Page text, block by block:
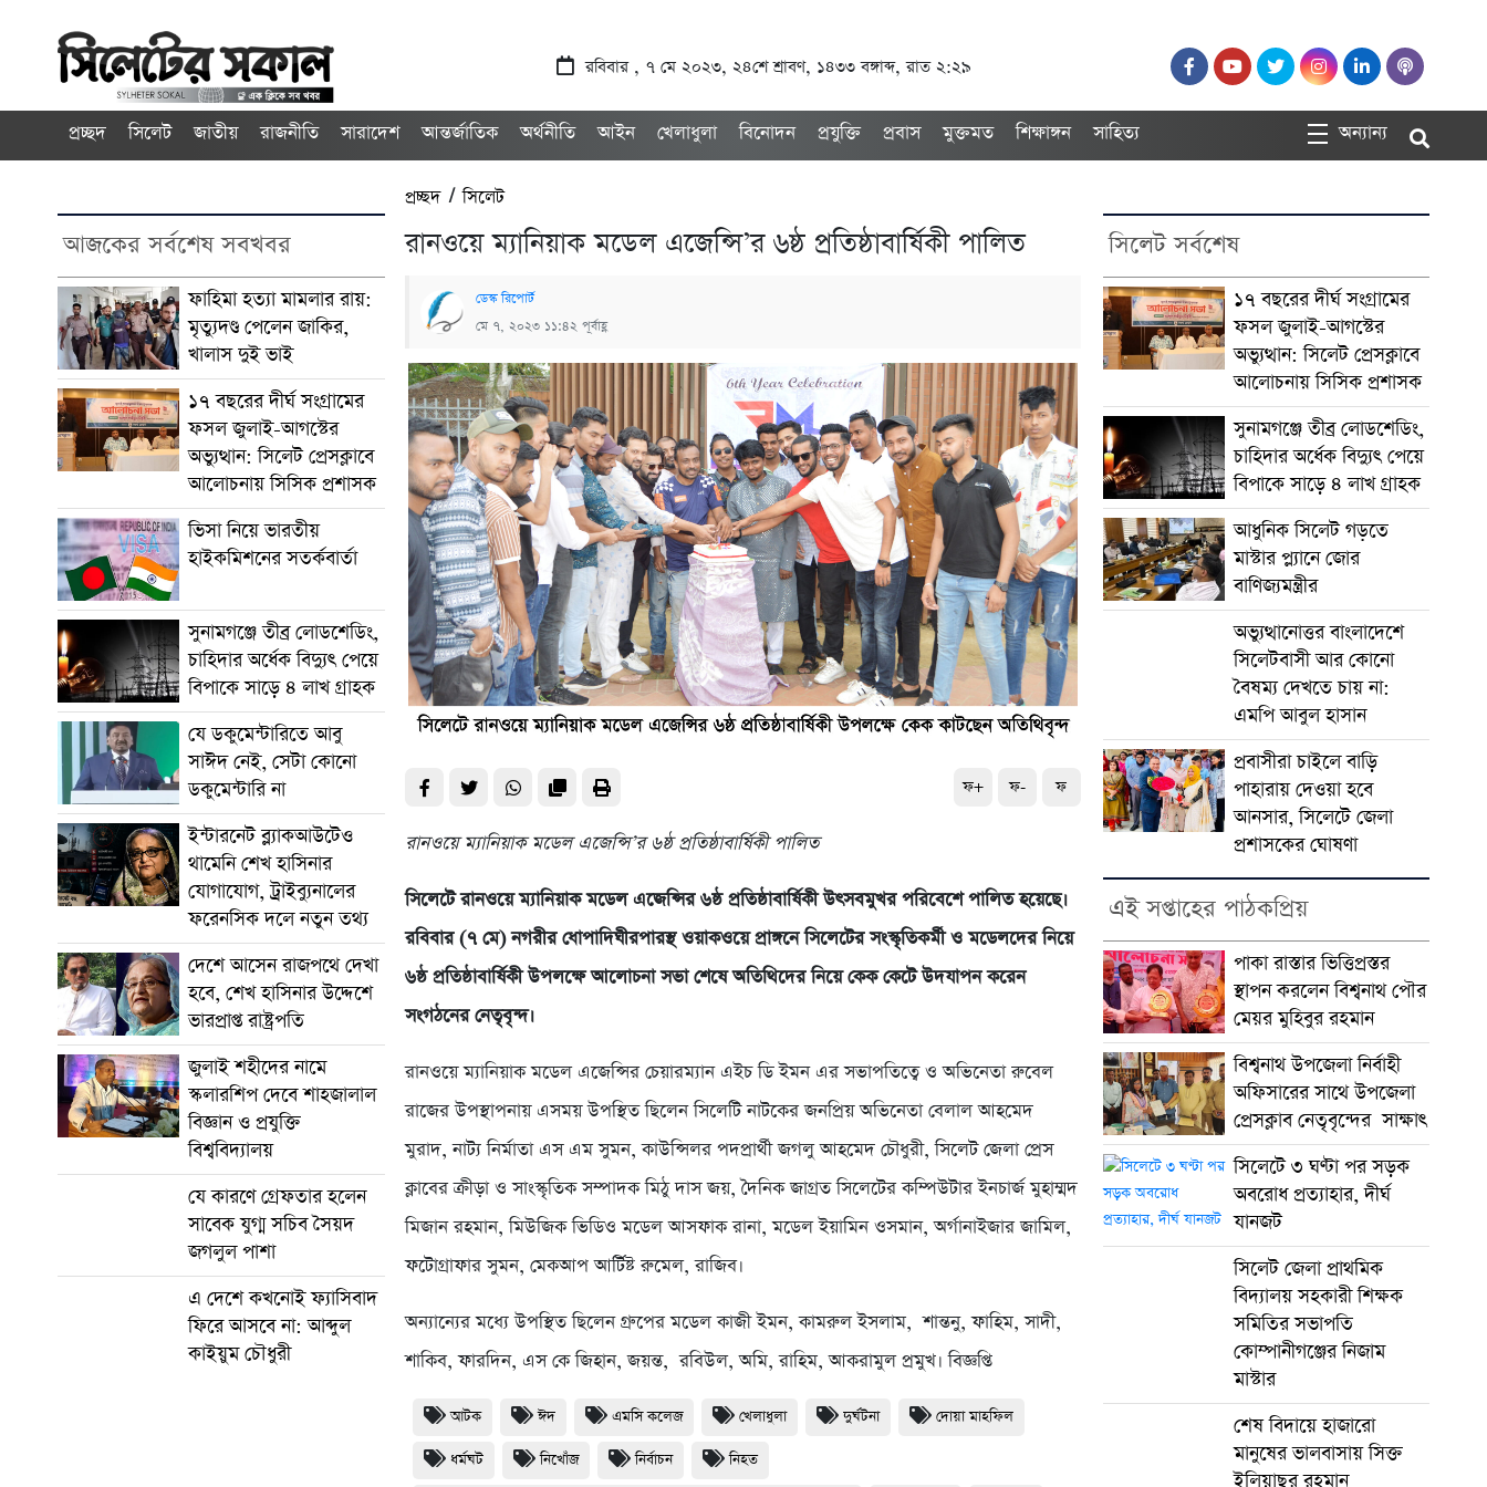
রবিবার , ৭ মে ২০২৩, ২৪শে শ্রাবণ, ১৪৩৩ বঙ্গাব্দ, রাত ২:২৯
প্রচ্ছদ সিলেট জাতীয় রাজনীতি সারাদেশ আন্তর্জাতিক অর্থনীতি আইন খেলাধুলা বিনোদন প্রযুক্তি প্রবাস মুক্তমত শিক্ষাঙ্গন সাহিত্য অন্যান্য
আজকের সর্বশেষ সবখবর
ফাহিমা হত্যা মামলার রায়:
মৃত্যুদণ্ড পেলেন জাকির,
খালাস দুই ভাই
১৭ বছরের দীর্ঘ সংগ্রামের
ফসল জুলাই-আগস্টের
অভ্যুত্থান: সিলেট প্রেসক্লাবে
আলোচনায় সিসিক প্রশাসক
ভিসা নিয়ে ভারতীয়
হাইকমিশনের সতর্কবার্তা
সুনামগঞ্জে তীব্র লোডশেডিং,
চাহিদার অর্ধেক বিদ্যুৎ পেয়ে
বিপাকে সাড়ে ৪ লাখ গ্রাহক
যে ডকুমেন্টারিতে আবু
সাঈদ নেই, সেটা কোনো
ডকুমেন্টারি না
ইন্টারনেট ব্ল্যাকআউটেও
থামেনি শেখ হাসিনার
যোগাযোগ, ট্রাইব্যুনালের
ফরেনসিক দলে নতুন তথ্য
দেশে আসেন রাজপথে দেখা
হবে, শেখ হাসিনার উদ্দেশে
ভারপ্রাপ্ত রাষ্ট্রপতি
জুলাই শহীদের নামে
স্কলারশিপ দেবে শাহজালাল
বিজ্ঞান ও প্রযুক্তি
বিশ্ববিদ্যালয়
যে কারণে গ্রেফতার হলেন
সাবেক যুগ্ম সচিব সৈয়দ
জগলুল পাশা
এ দেশে কখনোই ফ্যাসিবাদ
ফিরে আসবে না: আব্দুল
কাইয়ুম চৌধুরী
প্রচ্ছদ/সিলেট
রানওয়ে ম্যানিয়াক মডেল এজেন্সি’র ৬ষ্ঠ প্রতিষ্ঠাবার্ষিকী পালিত
ডেস্ক রিপোর্ট
মে ৭, ২০২৩ ১১:৪২ পূর্বাহ্ণ
ফ+ ফ- ফ
রানওয়ে ম্যানিয়াক মডেল এজেন্সি’র ৬ষ্ঠ প্রতিষ্ঠাবার্ষিকী পালিত
সিলেটে রানওয়ে ম্যানিয়াক মডেল এজেন্সির ৬ষ্ঠ প্রতিষ্ঠাবার্ষিকী উৎসবমুখর পরিবেশে পালিত হয়েছে।
রবিবার (৭ মে) নগরীর ধোপাদিঘীরপারস্থ ওয়াকওয়ে প্রাঙ্গনে সিলেটের সংস্কৃতিকর্মী ও মডেলদের নিয়ে
৬ষ্ঠ প্রতিষ্ঠাবার্ষিকী উপলক্ষে আলোচনা সভা শেষে অতিথিদের নিয়ে কেক কেটে উদযাপন করেন
সংগঠনের নেতৃবৃন্দ।
রানওয়ে ম্যানিয়াক মডেল এজেন্সির চেয়ারম্যান এইচ ডি ইমন এর সভাপতিত্বে ও অভিনেতা রুবেল
রাজের উপস্থাপনায় এসময় উপস্থিত ছিলেন সিলেটি নাটকের জনপ্রিয় অভিনেতা বেলাল আহমেদ
মুরাদ, নাট্য নির্মাতা এস এম সুমন, কাউন্সিলর পদপ্রার্থী জগলু আহমেদ চৌধুরী, সিলেট জেলা প্রেস
ক্লাবের ক্রীড়া ও সাংস্কৃতিক সম্পাদক মিঠু দাস জয়, দৈনিক জাগ্রত সিলেটের কম্পিউটার ইনচার্জ মুহাম্মদ
মিজান রহমান, মিউজিক ভিডিও মডেল আসফাক রানা, মডেল ইয়ামিন ওসমান, অর্গানাইজার জামিল,
ফটোগ্রাফার সুমন, মেকআপ আর্টিষ্ট রুমেল, রাজিব।
অন্যান্যের মধ্যে উপস্থিত ছিলেন গ্রুপের মডেল কাজী ইমন, কামরুল ইসলাম, শান্তনু, ফাহিম, সাদী,
শাকিব, ফারদিন, এস কে জিহান, জয়ন্ত, রবিউল, অমি, রাহিম, আকরামুল প্রমুখ। বিজ্ঞপ্তি
আটক ঈদ এমসি কলেজ খেলাধুলা দুর্ঘটনা দোয়া মাহফিল
ধর্মঘট নিখোঁজ নির্বাচন নিহত
সিলেট সর্বশেষ
১৭ বছরের দীর্ঘ সংগ্রামের
ফসল জুলাই-আগস্টের
অভ্যুত্থান: সিলেট প্রেসক্লাবে
আলোচনায় সিসিক প্রশাসক
সুনামগঞ্জে তীব্র লোডশেডিং,
চাহিদার অর্ধেক বিদ্যুৎ পেয়ে
বিপাকে সাড়ে ৪ লাখ গ্রাহক
আধুনিক সিলেট গড়তে
মাস্টার প্ল্যানে জোর
বাণিজ্যমন্ত্রীর
অভ্যুত্থানোত্তর বাংলাদেশে
সিলেটবাসী আর কোনো
বৈষম্য দেখতে চায় না:
এমপি আবুল হাসান
প্রবাসীরা চাইলে বাড়ি
পাহারায় দেওয়া হবে
আনসার, সিলেটে জেলা
প্রশাসকের ঘোষণা
এই সপ্তাহের পাঠকপ্রিয়
পাকা রাস্তার ভিত্তিপ্রস্তর
স্থাপন করলেন বিশ্বনাথ পৌর
মেয়র মুহিবুর রহমান
বিশ্বনাথ উপজেলা নির্বাহী
অফিসারের সাথে উপজেলা
প্রেসক্লাব নেতৃবৃন্দের সাক্ষাৎ
সিলেটে ৩ ঘণ্টা পর সড়ক
অবরোধ প্রত্যাহার, দীর্ঘ
যানজট
সিলেট জেলা প্রাথমিক
বিদ্যালয় সহকারী শিক্ষক
সমিতির সভাপতি
কোম্পানীগঞ্জের নিজাম
মাস্টার
শেষ বিদায়ে হাজারো
মানুষের ভালবাসায় সিক্ত
ইলিয়াছুর রহমান